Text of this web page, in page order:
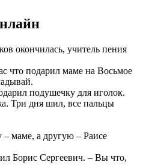
окончилась, учитель пения
что подарил маме на Восьмое
подушечку для иголок.
Три дня шил, все пальцы
маме, а другую – Раисе
Борис Сергеевич. – Вы что,